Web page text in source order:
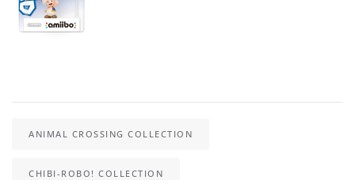
ANIMAL CROSSING COLLECTION
CHIBI-ROBO! COLLECTION